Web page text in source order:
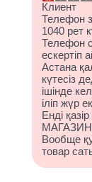
Клиент
Телефон
1040 рет
Телефон
ескертіп
Астана
күтесіз
ішінде
іліп жүр
Енді
Вообще
товар